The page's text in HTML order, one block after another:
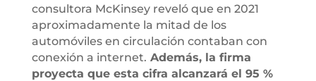
consultora McKinsey reveló que en 2021
aproximadamente la mitad de los
automóviles en circulación contaban con
conexión a internet. Además, la firma
proyecta que esta cifra alcanzará el 95 %